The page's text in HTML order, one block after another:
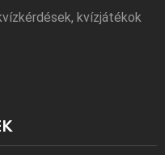
kvízjátékok